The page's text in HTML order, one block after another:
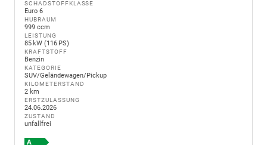
SCHADSTOFFKLASSE
Euro 6
HUBRAUM
999 ccm
LEISTUNG
85 kW (116 PS)
KRAFTSTOFF
Benzin
KATEGORIE
SUV/Geländewagen/Pickup
KILOMETERSTAND
2 km
ERSTZULASSUNG
24.06.2026
ZUSTAND
unfallfrei